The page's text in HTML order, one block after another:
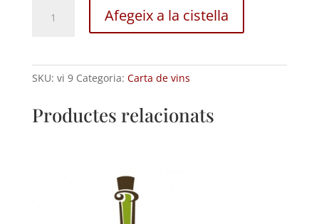
Afegeix a la cistella
SKU: vi 9 Categoria: Carta de vins
Productes relacionats